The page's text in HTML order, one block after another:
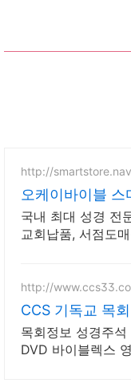
http://
오케이바이블 스
국내 최대 성경 전
교회납품, 서점도
http://
CCS 기독교 목
목회정보 성경주
DVD 바이블렉스